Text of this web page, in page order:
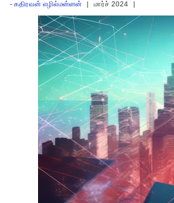
- கதிரவன் எழில்மன்னன் | மார்ச் 2024 |